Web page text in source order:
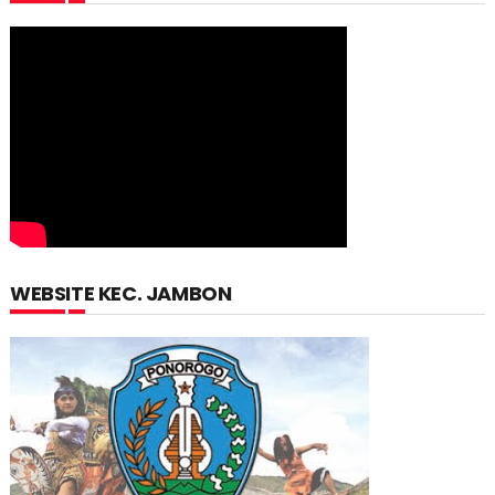
WEBSITE KEC. JAMBON